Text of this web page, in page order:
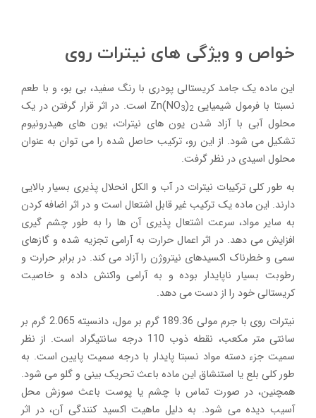
خواص و ويژگی‌ های نیترات روی
این ماده یک جامد کریستالی پودری با رنگ سفید، بی بو، و با طعم
نسبتا با فرمول شیمیایی Zn(NO
3)2
است. در اثر قرار گرفتن در یک
محلول آبی با آزاد شدن یون های نیترات، یون های هیدرونیوم
تشکیل می شود. از این رو، ترکیب حاصل شده را می توان به عنوان
محلول اسیدی در نظر گرفت.
به طور کلی ترکیبات نیترات در آب و الکل انحلال پذیری بسیار بالایی
دارند. این ماده یک ترکیب غیر قابل اشتعال است و در اثر اضافه کردن
به سایر مواد، سرعت اشتعال پذیری آن ها را به طور چشم گیری
افزایش می دهد. در اثر اعمال حرارت به آرامی تجزیه شده و گازهای
سمی و خطرناک اکسیدهای نیتروژن را آزاد می کند. در برابر حرارت و
رطوبت بسیار ناپایدار بوده و به آرامی واکنش داده و خاصیت
کریستالی خود را از دست می دهد.
نیترات روی با جرم مولی 189.36 گرم بر مول، دانسیته 2.065 گرم بر
سانتی متر مکعب، نقطه ذوب 110 درجه سانتیگراد است. از نظر
سمیت جزء دسته مواد نسبتا پایدار با درجه سمیت پایین است. به
طور کلی بلع یا استنشاق این ماده باعث تحریک بینی و گلو می شود.
همچنین، در صورت تماس با چشم یا پوست باعث سوزش محل
آسیب دیده می شود. به دلیل ماهیت اکسید کنندگی آن، در اثر